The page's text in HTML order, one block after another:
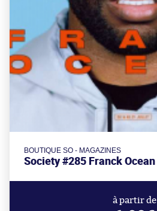
BOUTIQUE SO - MAGAZINES
Society #285 Franck Ocean
à partir de